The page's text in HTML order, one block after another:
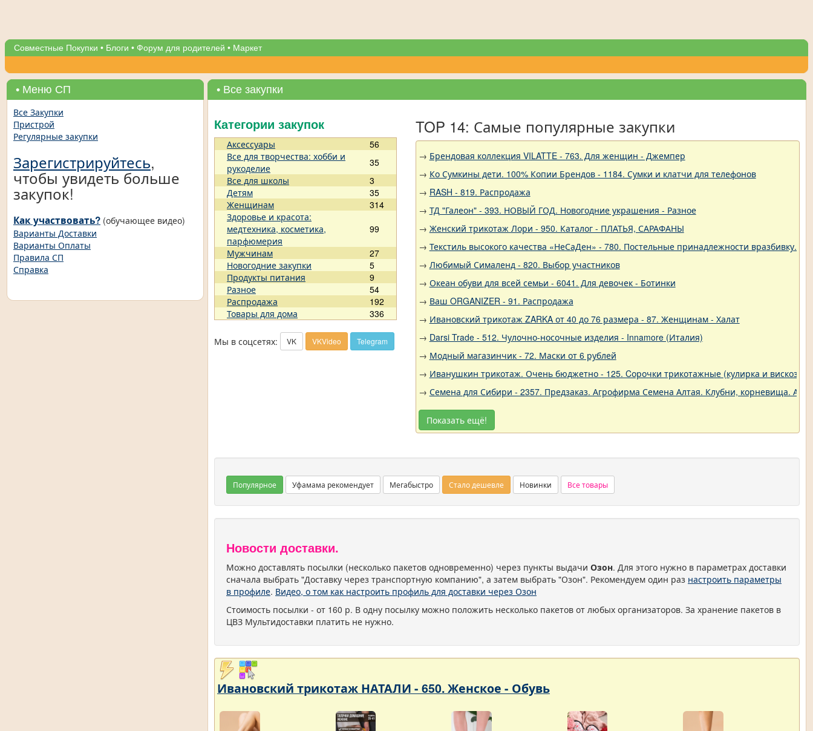
Совместные Покупки • Блоги • Форум для родителей • Маркет
• Меню СП
Все Закупки
Пристрой
Регулярные закупки
Зарегистрируйтесь,
чтобы увидеть больше
закупок!
Как участвовать? (обучающее видео)
Варианты Доставки
Варианты Оплаты
Правила СП
Справка
• Все закупки
Категории закупок
Аксессуары
56
Все для творчества: хобби и
рукоделие
35
Все для школы
3
Детям
35
Женщинам
314
Здоровье и красота:
медтехника, косметика,
парфюмерия
99
Мужчинам
27
Новогодние закупки
5
Продукты питания
9
Разное
54
Распродажа
192
Товары для дома
336
Мы в соцсетях: VK VKVideo Telegram
TOP 14: Самые популярные закупки
→ Брендовая коллекция VILATTE - 763. Для женщин - Джемпер
→ Ко Сумкины дети. 100% Копии Брендов - 1184. Сумки и клатчи для телефонов
→ RASH - 819. Распродажа
→ ТД "Галеон" - 393. НОВЫЙ ГОД. Новогодние украшения - Разное
→ Женский трикотаж Лори - 950. Каталог - ПЛАТЬЯ, САРАФАНЫ
→ Текстиль высокого качества «НеСаДен» - 780. Постельные принадлежности вразбивку.
→ Любимый Сималенд - 820. Выбор участников
→ Океан обуви для всей семьи - 6041. Для девочек - Ботинки
→ Ваш ORGANIZER - 91. Распродажа
→ Ивановский трикотаж ZARKA от 40 до 76 размера - 87. Женщинам - Халат
→ Darsi Trade - 512. Чулочно-носочные изделия - Innamore (Италия)
→ Модный магазинчик - 72. Маски от 6 рублей
→ Иванушкин трикотаж. Очень бюджетно - 125. Cорочки трикотажные (кулирка и вискоза)
→ Семена для Сибири - 2357. Предзаказ. Агрофирма Семена Алтая. Клубни, корневища.
Показать ещё!
Популярное Уфамама рекомендует Мегабыстро Стало дешевле Новинки Все товары
Новости доставки.
Можно доставлять посылки (несколько пакетов одновременно) через пункты выдачи Озон. Для этого нужно в параметрах доставки
сначала выбрать "Доставку через транспортную компанию", а затем выбрать "Озон". Рекомендуем один раз настроить параметры
в профиле. Видео, о том как настроить профиль для доставки через Озон
Стоимость посылки - от 160 р. В одну посылку можно положить несколько пакетов от любых организаторов. За хранение пакетов в
ЦВЗ Мультидоставки платить не нужно.
Ивановский трикотаж НАТАЛИ - 650. Женское - Обувь